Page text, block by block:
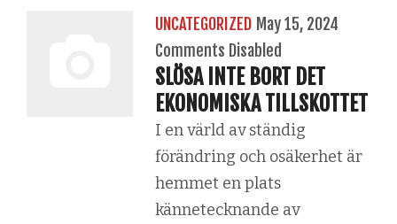
UNCATEGORIZED May 15, 2024
Comments Disabled
SLÖSA INTE BORT DET
EKONOMISKA TILLSKOTTET
I en värld av ständig
förändring och osäkerhet är
hemmet en plats
kännetecknande av